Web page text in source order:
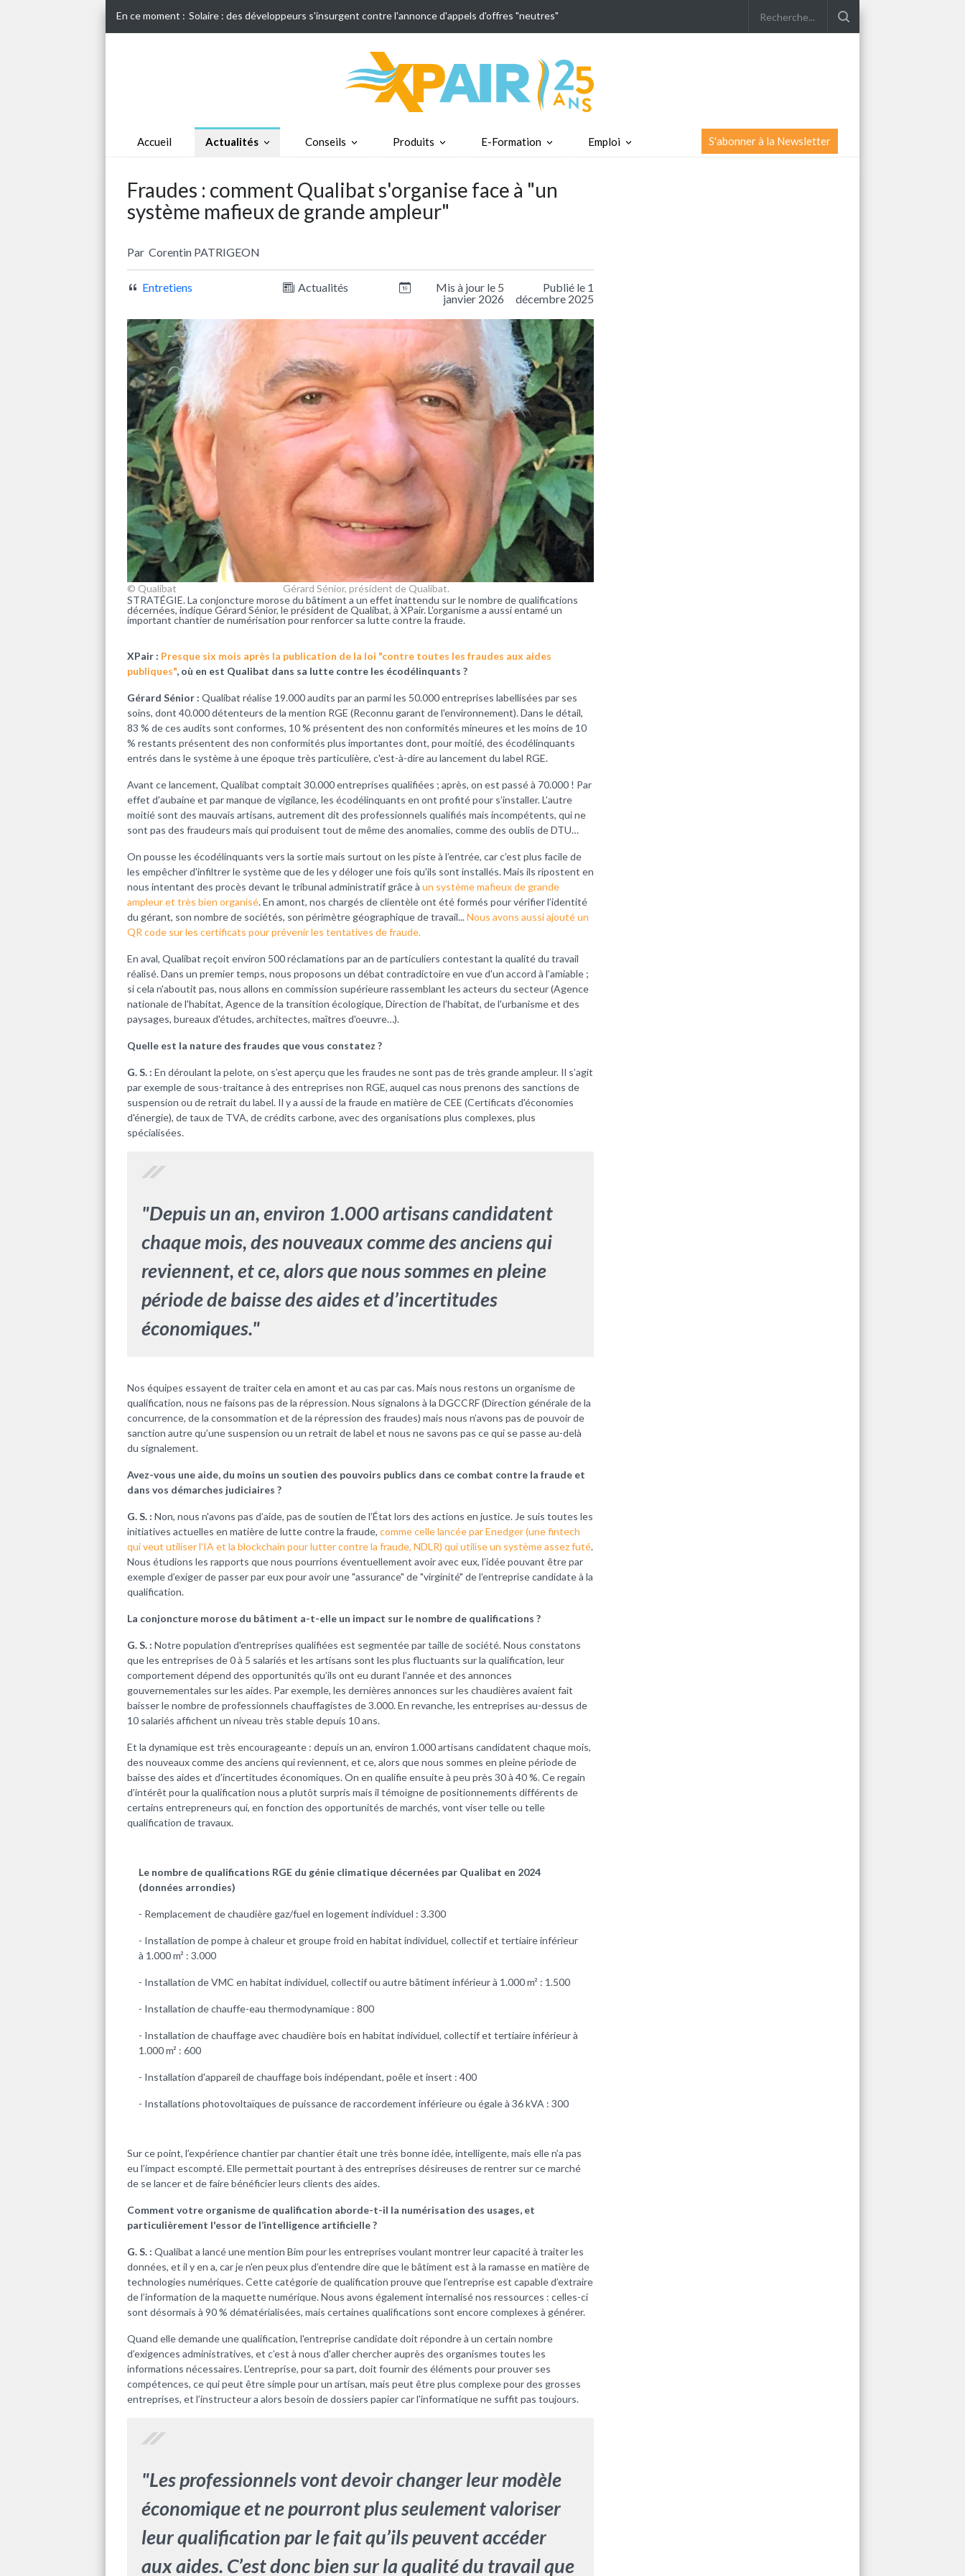
En ce moment : Solaire : des développeurs s'insurgent contre l'annonce d'appels d'offres "neutres"
Accueil Actualités Conseils Produits E-Formation Emploi S'abonner à la Newsletter
Fraudes : comment Qualibat s'organise face à "un
système mafieux de grande ampleur"
Par Corentin PATRIGEON
Entretiens Actualités
Mis à jour le 5
janvier 2026
Publié le 1
décembre 2025
© Qualibat
Gérard Sénior, président de Qualibat.
STRATÉGIE. La conjoncture morose du bâtiment a un effet inattendu sur le nombre de qualifications
décernées, indique Gérard Sénior, le président de Qualibat, à XPair. L'organisme a aussi entamé un
important chantier de numérisation pour renforcer sa lutte contre la fraude.
XPair : Presque six mois après la publication de la loi "contre toutes les fraudes aux aides
publiques", où en est Qualibat dans sa lutte contre les écodélinquants ?
Gérard Sénior : Qualibat réalise 19.000 audits par an parmi les 50.000 entreprises labellisées par ses
soins, dont 40.000 détenteurs de la mention RGE (Reconnu garant de l'environnement). Dans le détail,
83 % de ces audits sont conformes, 10 % présentent des non conformités mineures et les moins de 10
% restants présentent des non conformités plus importantes dont, pour moitié, des écodélinquants
entrés dans le système à une époque très particulière, c'est-à-dire au lancement du label RGE.
Avant ce lancement, Qualibat comptait 30.000 entreprises qualifiées ; après, on est passé à 70.000 ! Par
effet d'aubaine et par manque de vigilance, les écodélinquants en ont profité pour s’installer. L’autre
moitié sont des mauvais artisans, autrement dit des professionnels qualifiés mais incompétents, qui ne
sont pas des fraudeurs mais qui produisent tout de même des anomalies, comme des oublis de DTU…
On pousse les écodélinquants vers la sortie mais surtout on les piste à l’entrée, car c’est plus facile de
les empêcher d'infiltrer le système que de les y déloger une fois qu'ils sont installés. Mais ils ripostent en
nous intentant des procès devant le tribunal administratif grâce à un système mafieux de grande
ampleur et très bien organisé. En amont, nos chargés de clientèle ont été formés pour vérifier l’identité
du gérant, son nombre de sociétés, son périmètre géographique de travail...Nous avons aussi ajouté un
QR code sur les certificats pour prévenir les tentatives de fraude.
En aval, Qualibat reçoit environ 500 réclamations par an de particuliers contestant la qualité du travail
réalisé. Dans un premier temps, nous proposons un débat contradictoire en vue d'un accord à l’amiable ;
si cela n'aboutit pas, nous allons en commission supérieure rassemblant les acteurs du secteur (Agence
nationale de l'habitat, Agence de la transition écologique, Direction de l'habitat, de l'urbanisme et des
paysages, bureaux d'études, architectes, maîtres d'oeuvre…).
Quelle est la nature des fraudes que vous constatez ?
G. S. : En déroulant la pelote, on s’est aperçu que les fraudes ne sont pas de très grande ampleur. Il s’agit
par exemple de sous-traitance à des entreprises non RGE, auquel cas nous prenons des sanctions de
suspension ou de retrait du label. Il y a aussi de la fraude en matière de CEE (Certificats d'économies
d'énergie), de taux de TVA, de crédits carbone, avec des organisations plus complexes, plus
spécialisées.
"Depuis un an, environ 1.000 artisans candidatent
chaque mois, des nouveaux comme des anciens qui
reviennent, et ce, alors que nous sommes en pleine
période de baisse des aides et d’incertitudes
économiques."
Nos équipes essayent de traiter cela en amont et au cas par cas. Mais nous restons un organisme de
qualification, nous ne faisons pas de la répression. Nous signalons à la DGCCRF (Direction générale de la
concurrence, de la consommation et de la répression des fraudes) mais nous n’avons pas de pouvoir de
sanction autre qu’une suspension ou un retrait de label et nous ne savons pas ce qui se passe au-delà
du signalement.
Avez-vous une aide, du moins un soutien des pouvoirs publics dans ce combat contre la fraude et
dans vos démarches judiciaires ?
G. S. : Non, nous n'avons pas d’aide, pas de soutien de l’État lors des actions en justice. Je suis toutes les
initiatives actuelles en matière de lutte contre la fraude, comme celle lancée par Enedger (une fintech
qui veut utiliser l'IA et la blockchain pour lutter contre la fraude, NDLR) qui utilise un système assez futé.
Nous étudions les rapports que nous pourrions éventuellement avoir avec eux, l’idée pouvant être par
exemple d’exiger de passer par eux pour avoir une "assurance" de "virginité" de l’entreprise candidate à la
qualification.
La conjoncture morose du bâtiment a-t-elle un impact sur le nombre de qualifications ?
G. S. : Notre population d'entreprises qualifiées est segmentée par taille de société. Nous constatons
que les entreprises de 0 à 5 salariés et les artisans sont les plus fluctuants sur la qualification, leur
comportement dépend des opportunités qu’ils ont eu durant l’année et des annonces
gouvernementales sur les aides. Par exemple, les dernières annonces sur les chaudières avaient fait
baisser le nombre de professionnels chauffagistes de 3.000. En revanche, les entreprises au-dessus de
10 salariés affichent un niveau très stable depuis 10 ans.
Et la dynamique est très encourageante : depuis un an, environ 1.000 artisans candidatent chaque mois,
des nouveaux comme des anciens qui reviennent, et ce, alors que nous sommes en pleine période de
baisse des aides et d’incertitudes économiques. On en qualifie ensuite à peu près 30 à 40 %. Ce regain
d’intérêt pour la qualification nous a plutôt surpris mais il témoigne de positionnements différents de
certains entrepreneurs qui, en fonction des opportunités de marchés, vont viser telle ou telle
qualification de travaux.
Le nombre de qualifications RGE du génie climatique décernées par Qualibat en 2024
(données arrondies)
- Remplacement de chaudière gaz/fuel en logement individuel : 3.300
- Installation de pompe à chaleur et groupe froid en habitat individuel, collectif et tertiaire inférieur
à 1.000 m² : 3.000
- Installation de VMC en habitat individuel, collectif ou autre bâtiment inférieur à 1.000 m² : 1.500
- Installation de chauffe-eau thermodynamique : 800
- Installation de chauffage avec chaudière bois en habitat individuel, collectif et tertiaire inférieur à
1.000 m² : 600
- Installation d'appareil de chauffage bois indépendant, poêle et insert : 400
- Installations photovoltaïques de puissance de raccordement inférieure ou égale à 36 kVA : 300
Sur ce point, l’expérience chantier par chantier était une très bonne idée, intelligente, mais elle n’a pas
eu l’impact escompté. Elle permettait pourtant à des entreprises désireuses de rentrer sur ce marché
de se lancer et de faire bénéficier leurs clients des aides.
Comment votre organisme de qualification aborde-t-il la numérisation des usages, et
particulièrement l'essor de l’intelligence artificielle ?
G. S. : Qualibat a lancé une mention Bim pour les entreprises voulant montrer leur capacité à traiter les
données, et il y en a, car je n'en peux plus d’entendre dire que le bâtiment est à la ramasse en matière de
technologies numériques. Cette catégorie de qualification prouve que l’entreprise est capable d’extraire
de l’information de la maquette numérique. Nous avons également internalisé nos ressources : celles-ci
sont désormais à 90 % dématérialisées, mais certaines qualifications sont encore complexes à générer.
Quand elle demande une qualification, l'entreprise candidate doit répondre à un certain nombre
d’exigences administratives, et c’est à nous d'aller chercher auprès des organismes toutes les
informations nécessaires. L’entreprise, pour sa part, doit fournir des éléments pour prouver ses
compétences, ce qui peut être simple pour un artisan, mais peut être plus complexe pour des grosses
entreprises, et l’instructeur a alors besoin de dossiers papier car l'informatique ne suffit pas toujours.
"Les professionnels vont devoir changer leur modèle
économique et ne pourront plus seulement valoriser
leur qualification par le fait qu’ils peuvent accéder
aux aides. C’est donc bien sur la qualité du travail que